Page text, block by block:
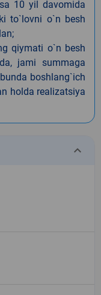
10 yil davomida
to`lovni o`n besh
qiymati o`n besh
jami summaga
boshlang`ich
holda realizatsiya
keyboard_arrow_down